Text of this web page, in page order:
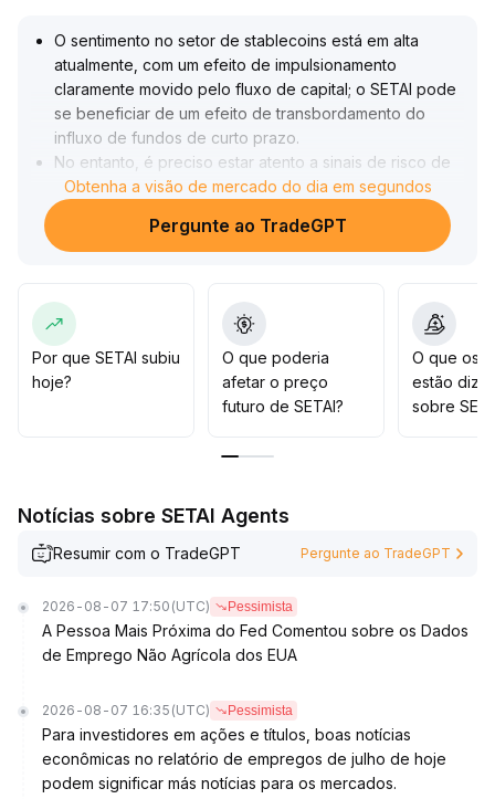
O sentimento no setor de stablecoins está em alta
atualmente, com um efeito de impulsionamento
claramente movido pelo fluxo de capital; o SETAI pode
se beneficiar de um efeito de transbordamento do
influxo de fundos de curto prazo.
No entanto, é preciso estar atento a sinais de risco de
saturação de sentimento de mercado, como
divergências após um aumento acentuado no volume
importância ao potencial de crescimento de médio e
longo prazo e à conformidade regulatória, garantindo
que os fundamentos do projeto sustentem seu
desenvolvimento sustentável .
Recomenda-se observar de perto a interação entre
técnicas de suporte importantes, para evitar o risco de
Obtenha a visão de mercado do dia em segundos
Pergunte ao TradeGPT
Por que SETAI subiu
hoje?
O que poderia
afetar o preço
futuro de SETAI?
O que os
estão
sobre
Notícias sobre SETAI Agents
Resumir com o TradeGPT Pergunte ao TradeGPT
2026-08-07 17:50 (UTC) Pessimista
A Pessoa Mais Próxima do Fed Comentou sobre os Dados
de Emprego Não Agrícola dos EUA
2026-08-07 16:35 (UTC) Pessimista
Para investidores em ações e títulos, boas notícias
econômicas no relatório de empregos de julho de hoje
podem significar más notícias para os mercados.